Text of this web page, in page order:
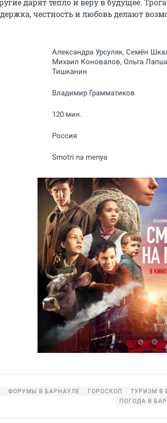
дарят тепло и веру в будущее.
честность и любовь делают
Александра Урсуляк, Семён
Михаил Коновалов, Ольга
Тишканин
Владимир Грамматиков
120 мин.
Россия
Smotri na menya
ФОРУМЫ В БАРНАУЛЕ ГОРОСКОП ТУРИЗМ В
ПОГОДА В